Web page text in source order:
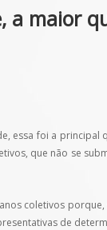
maior
essa foi a
que não se
coletivos
de